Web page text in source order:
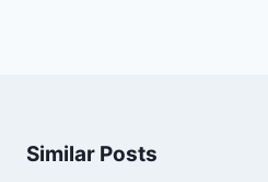
Similar Posts